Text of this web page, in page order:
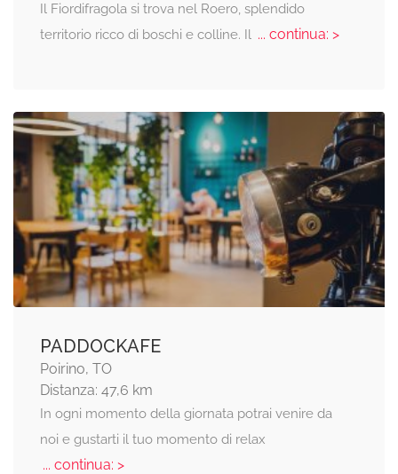
Il Fiordifragola si trova nel Roero, splendido
territorio ricco di boschi e colline. Il... continua: >
PADDOCKAFE
Poirino, TO
Distanza: 47,6 km
In ogni momento della giornata potrai venire da
noi e gustarti il tuo momento di relax
... continua: >